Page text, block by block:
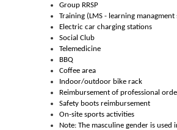
Group RRSP
Training (LMS - learning managment
Electric car charging stations
Social Club
Telemedicine
BBQ
Coffee area
Indoor/outdoor bike rack
Reimbursement of professional
Safety boots reimbursement
On-site sports activities
Note: The masculine gender is